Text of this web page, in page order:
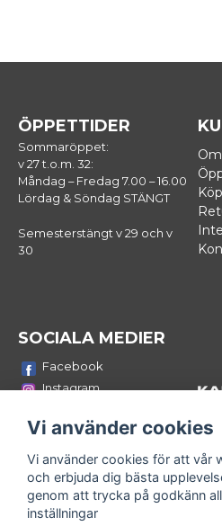
ÖPPETTIDER
Sommaröppet:
v 27 t.o.m. 32:
Måndag – Fredag 7.00 – 16.00
Lördag & Söndag STÄNGT
Semesterstängt v 29 och v
30
SOCIALA MEDIER
Facebook
Instagram
LinkedIn
Bli medlem i vårt
email
Mejladress
Vi använder cookies
Vi använder cookies för att vår
och erbjuda dig bästa
genom att trycka på godkänn
inställningar